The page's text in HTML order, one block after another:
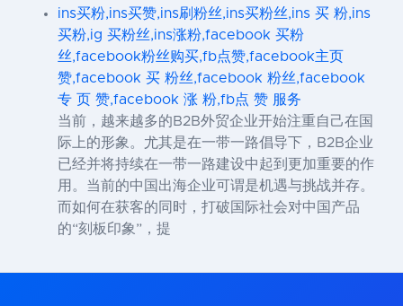
ins买粉,ins买赞,ins刷粉丝,ins买粉丝,ins 买 粉,ins
买粉,ig 买粉丝,ins涨粉,facebook 买粉
丝,facebook粉丝购买,fb点赞,facebook主页
赞,facebook 买 粉丝,facebook 粉丝,facebook
专 页 赞,facebook 涨 粉,fb点 赞 服务
当前，越来越多的B2B外贸企业开始注重自己在国
际上的形象。尤其是在一带一路倡导下，B2B企业
已经并将持续在一带一路建设中起到更加重要的作
用。当前的中国出海企业可谓是机遇与挑战并存。
而如何在获客的同时，打破国际社会对中国产品
的“刻板印象”，提